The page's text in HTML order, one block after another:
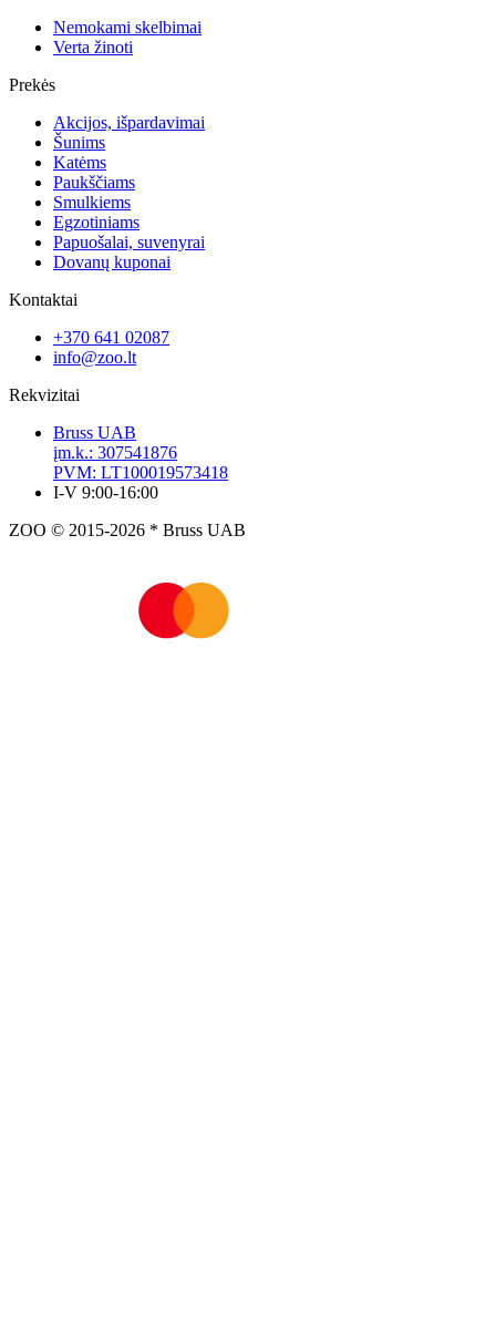
Nemokami skelbimai
Verta žinoti
Prekės
Akcijos, išpardavimai
Šunims
Katėms
Paukščiams
Smulkiems
Egzotiniams
Papuošalai, suvenyrai
Dovanų kuponai
Kontaktai
+370 641 02087
info@zoo.lt
Rekvizitai
Bruss UAB
įm.k.: 307541876
PVM: LT100019573418
I-V 9:00-16:00
ZOO © 2015-2026 * Bruss UAB